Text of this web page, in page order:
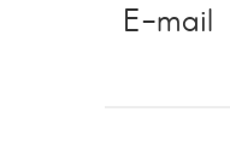
E-mail